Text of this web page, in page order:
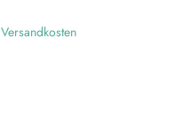
Versandkosten